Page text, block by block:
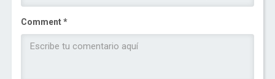
Comment *